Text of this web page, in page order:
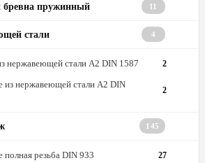
бревна пружинный 11
стали 4
нержавеющей стали А2 DIN 1587 2
нержавеющей стали А2 DIN
2
145
резьба DIN 933 27